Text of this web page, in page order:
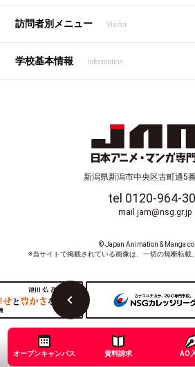
訪問者別メニュー Visitor
学校基本情報 Information
新潟県新潟市中央区古町通5
tel 0120-964-
mail jam@nsg.gr.jp
© Japan Animation & Manga
※当サイトで掲載されている画像は、一切の無断転載
オープンキャンパス 資料請求 AO